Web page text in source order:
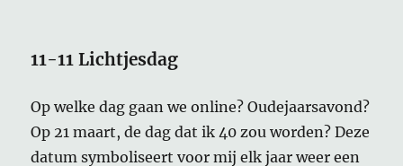
11-11 Lichtjesdag
Op welke dag gaan we online? Oudejaarsavond?
Op 21 maart, de dag dat ik 40 zou worden? Deze
datum symboliseert voor mij elk jaar weer een